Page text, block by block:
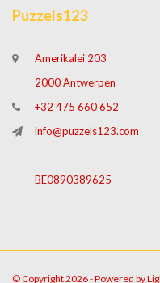
Puzzels123
Amerikalei 203
2000 Antwerpen
+32 475 660 652
info@puzzels123.com
BE0890389625
© Copyright 2026 - Powered by